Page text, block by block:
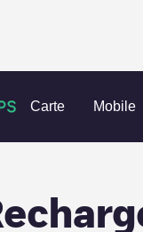
Carte Mobile
Haute-Savoie